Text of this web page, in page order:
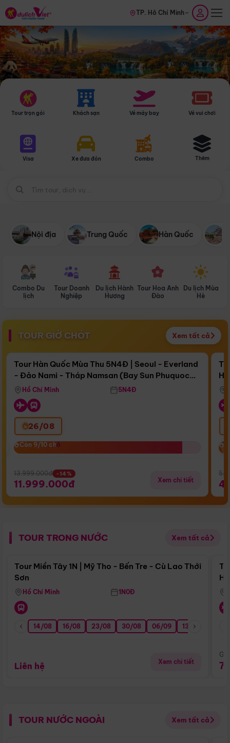
TP. Hồ Chí Minh
Tour trọn gói Khách sạn Vé máy bay Vé vui chơi
Visa Xe đưa đón Combo Thêm
Nội địa Trung Quốc Hàn Quốc
Combo Du
lịch
Tour Doanh
Nghiệp
Du lịch Hành
Hương
Tour Hoa Anh
Đào
Du lịch Mùa
Hè
TOUR GIỜ CHÓT Xem tất cả
Còn16 ngày 13:15:52
Bay Sun Phuquoc Airways
Điểm nổi bật
Tour Hàn Quốc Mùa Thu 5N4Đ | Seoul - Everland
- Đảo Nami - Tháp Namsan (Bay Sun Phuquoc
Airways)
Hồ Chí Minh 5N4Đ
26/08
Còn 9/10 chỗ
Còn 9/10 chỗ
13.999.000đ -14%
11.999.000đ Xem chi tiết
TOUR TRONG NƯỚC Xem tất cả
Điểm nổi bật
Tour Miền Tây 1N | Mỹ Tho - Bến Tre - Cù Lao Thới
Sơn
Hồ Chí Minh 1N0Đ
14/08 16/08 23/08 30/08 06/09 13/09
Liên hệ Xem chi tiết
TOUR NƯỚC NGOÀI Xem tất cả
Điểm nổi bật